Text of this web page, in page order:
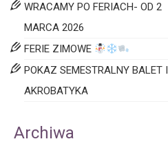
WRACAMY PO FERIACH- OD 2
MARCA 2026
FERIE ZIMOWE
POKAZ SEMESTRALNY BALET I
AKROBATYKA
Archiwa